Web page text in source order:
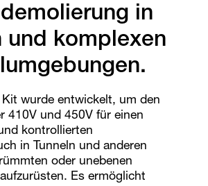
in
und komplexen
.
Kit wurde entwickelt, um den
410V und 450V für einen
kontrollierten
in Tunneln und anderen
oder unebenen
Es ermöglicht